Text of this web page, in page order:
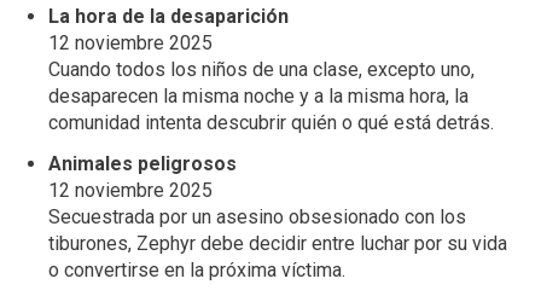
La hora de la desaparición
12 noviembre 2025
Cuando todos los niños de una clase, excepto uno,
desaparecen la misma noche y a la misma hora, la
comunidad intenta descubrir quién o qué está detrás.
Animales peligrosos
12 noviembre 2025
Secuestrada por un asesino obsesionado con los
tiburones, Zephyr debe decidir entre luchar por su vida
o convertirse en la próxima víctima.